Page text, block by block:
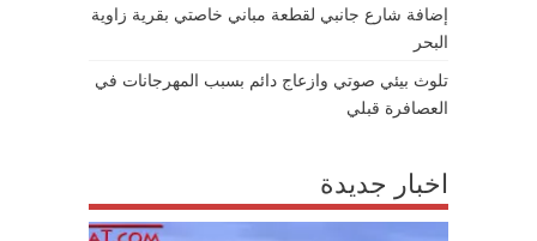
إضافة شارع جانبي لقطعة مباني خاصتي بقرية زاوية
البحر
تلوث بيئي صوتي وازعاج دائم بسبب المهرجانات في
العصافرة قبلي
اخبار جديدة